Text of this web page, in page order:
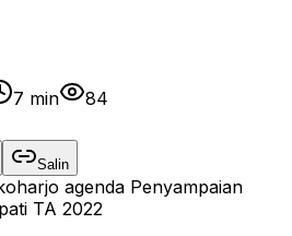
7 min
84
Salin